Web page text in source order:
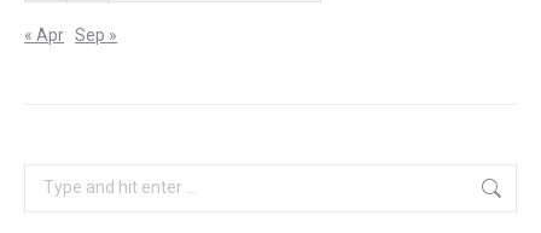
« Apr Sep »
Search: